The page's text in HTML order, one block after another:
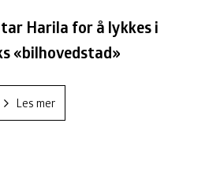
Harila for å lykkes i
«bilhovedstad»
Les mer